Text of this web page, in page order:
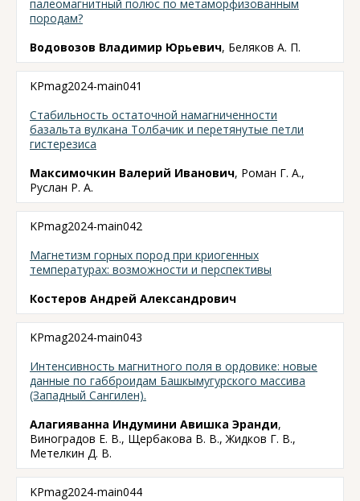
палеомагнитный полюс по метаморфизованным
породам?
Водовозов Владимир Юрьевич, Беляков А. П.
KPmag2024-main041
Стабильность остаточной намагниченности
базальта вулкана Толбачик и перетянутые петли
гистерезиса
Максимочкин Валерий Иванович, Роман Г. А.,
Руслан Р. А.
KPmag2024-main042
Магнетизм горных пород при криогенных
температурах: возможности и перспективы
Костеров Андрей Александрович
KPmag2024-main043
Интенсивность магнитного поля в ордовике: новые
данные по габброидам Башкымугурского массива
(Западный Сангилен).
Алагияванна Индумини Авишка Эранди,
Виноградов Е. В., Щербакова В. В., Жидков Г. В.,
Метелкин Д. В.
KPmag2024-main044